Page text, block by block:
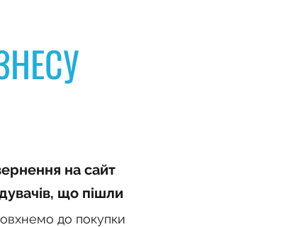
на сайт
що пішли
до покупки